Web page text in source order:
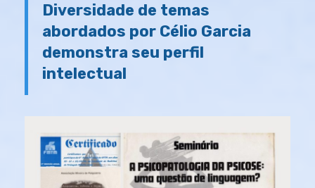
Diversidade de temas
abordados por Célio Garcia
demonstra seu perfil
intelectual